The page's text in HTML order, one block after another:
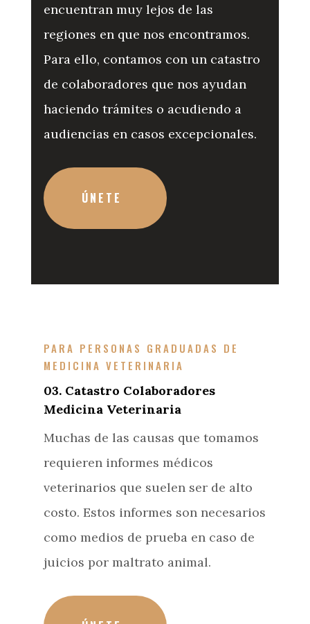
encuentran muy lejos de las
regiones en que nos encontramos.
Para ello, contamos con un catastro
de colaboradores que nos ayudan
haciendo trámites o acudiendo a
audiencias en casos excepcionales.
ÚNETE
PARA PERSONAS GRADUADAS DE
MEDICINA VETERINARIA
03. Catastro Colaboradores
Medicina Veterinaria
Muchas de las causas que tomamos
requieren informes médicos
veterinarios que suelen ser de alto
costo. Estos informes son necesarios
como medios de prueba en caso de
juicios por maltrato animal.